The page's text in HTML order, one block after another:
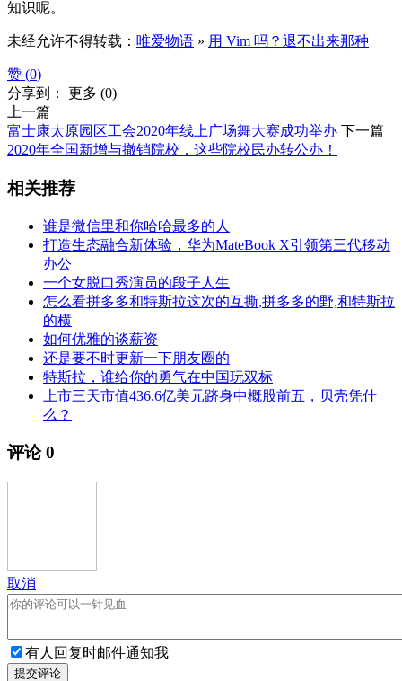
知识呢。
未经允许不得转载： 唯爱物语 » 用 Vim 吗？退不出来那种
赞 (0)
分享到： 更多 (0)
上一篇
富士康太原园区工会2020年线上广场舞大赛成功举办 下一篇
2020年全国新增与撤销院校，这些院校民办转公办！
相关推荐
谁是微信里和你哈哈最多的人
打造生态融合新体验，华为MateBook X引领第三代移动
办公
一个女脱口秀演员的段子人生
怎么看拼多多和特斯拉这次的互撕,拼多多的野,和特斯拉
的横
如何优雅的谈薪资
还是要不时更新一下朋友圈的
特斯拉，谁给你的勇气在中国玩双标
上市三天市值436.6亿美元跻身中概股前五，贝壳凭什
么？
评论0
取消
有人回复时邮件通知我
提交评论